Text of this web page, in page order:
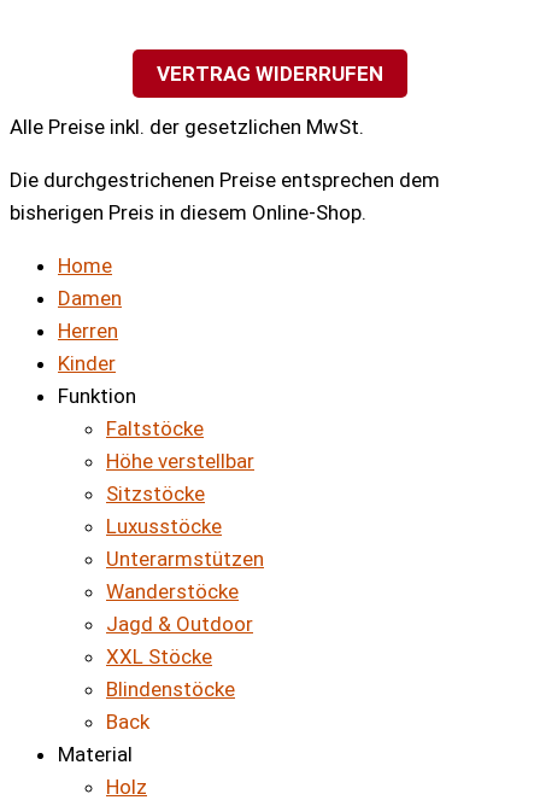
VERTRAG WIDERRUFEN
Alle Preise inkl. der gesetzlichen MwSt.
Die durchgestrichenen Preise entsprechen dem
bisherigen Preis in diesem Online-Shop.
Home
Damen
Herren
Kinder
Funktion
Faltstöcke
Höhe verstellbar
Sitzstöcke
Luxusstöcke
Unterarmstützen
Wanderstöcke
Jagd & Outdoor
XXL Stöcke
Blindenstöcke
Back
Material
Holz